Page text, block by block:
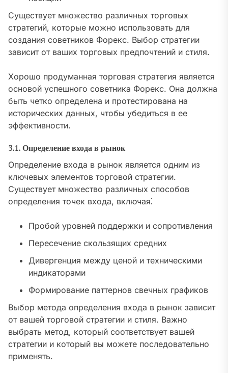
Существует множество различных торговых
стратегий, которые можно использовать для
создания советников Форекс. Выбор стратегии
зависит от ваших торговых предпочтений и стиля.
Хорошо продуманная торговая стратегия является
основой успешного советника Форекс. Она должна
быть четко определена и протестирована на
исторических данных, чтобы убедиться в ее
эффективности.
3.1. Определение входа в рынок
Определение входа в рынок является одним из
ключевых элементов торговой стратегии.
Существует множество различных способов
определения точек входа, включая⁚
Пробой уровней поддержки и сопротивления
Пересечение скользящих средних
Дивергенция между ценой и техническими
индикаторами
Формирование паттернов свечных графиков
Выбор метода определения входа в рынок зависит
от вашей торговой стратегии и стиля. Важно
выбрать метод, который соответствует вашей
стратегии и который вы можете последовательно
применять.